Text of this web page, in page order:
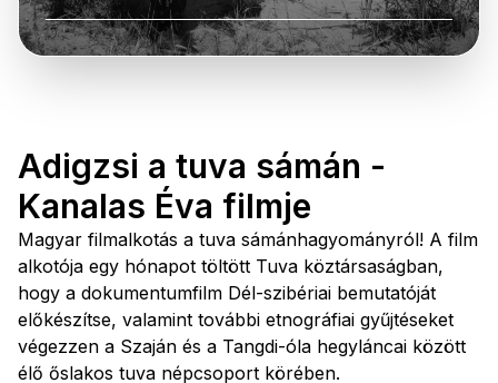
Adigzsi a tuva sámán -
Kanalas Éva filmje
Magyar filmalkotás a tuva sámánhagyományról! A film
alkotója egy hónapot töltött Tuva köztársaságban,
hogy a dokumentumfilm Dél-szibériai bemutatóját
előkészítse, valamint további etnográfiai gyűjtéseket
végezzen a Szaján és a Tangdi-óla hegyláncai között
élő őslakos tuva népcsoport körében.